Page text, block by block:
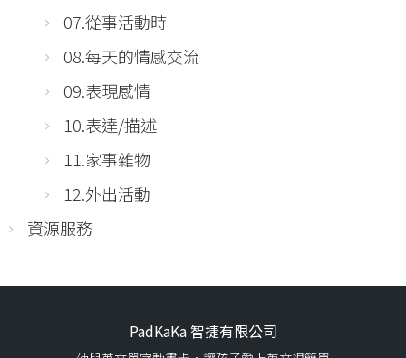
07.從事活動時
08.每天的情感交流
09.表現感情
10.表達/描述
11.家事雜物
12.外出活動
資源服務
PadKaKa 智捷有限公司